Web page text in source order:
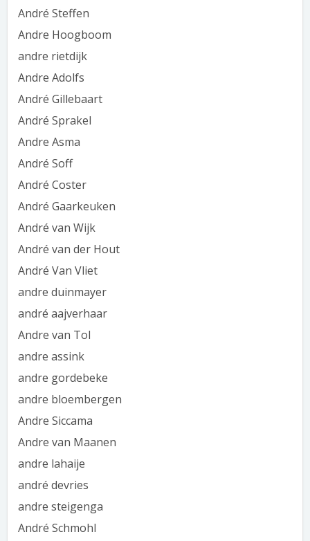
André Steffen
Andre Hoogboom
andre rietdijk
Andre Adolfs
André Gillebaart
André Sprakel
Andre Asma
André Soff
André Coster
André Gaarkeuken
André van Wijk
André van der Hout
André Van Vliet
andre duinmayer
andré aajverhaar
Andre van Tol
andre assink
andre gordebeke
andre bloembergen
Andre Siccama
Andre van Maanen
andre lahaije
andré devries
andre steigenga
André Schmohl